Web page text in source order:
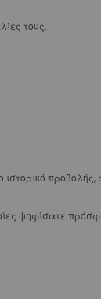
τους.
προβολής,
ψηφίσατε